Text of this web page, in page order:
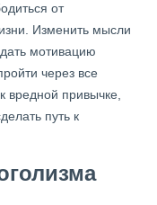
от
Изменить мысли
мотивацию
через все
вредной привычке,
путь к